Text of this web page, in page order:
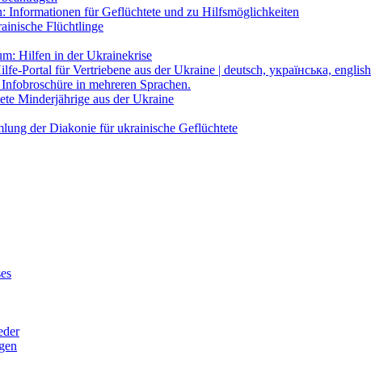
Informationen für Geflüchtete und zu Hilfsmöglichkeiten
Flüchtlinge
Hilfen in der Ukrainekrise
Portal für Vertriebene aus der Ukraine | deutsch, українська, english
in mehreren Sprachen.
Minderjährige aus der Ukraine
der Diakonie für ukrainische Geflüchtete